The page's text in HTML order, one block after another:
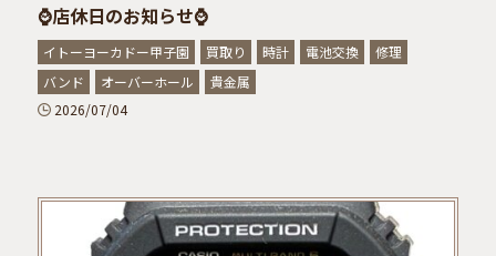
⌚店休日のお知らせ⌚
イトーヨーカドー甲子園 買取り 時計 電池交換
修理
バンド
オーバーホール
貴金属
2026/07/04